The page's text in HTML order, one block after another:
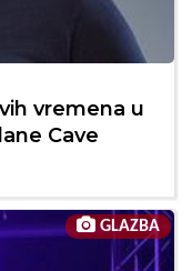
vremena u
Cave
GLAZBA